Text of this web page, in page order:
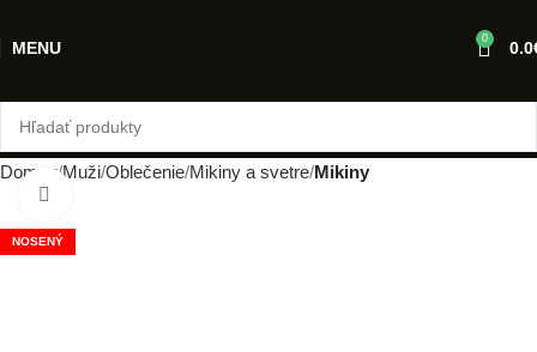
MENU 0 0.0
Domov Muži Oblečenie Mikiny a svetre Mikiny
NOSENÝ